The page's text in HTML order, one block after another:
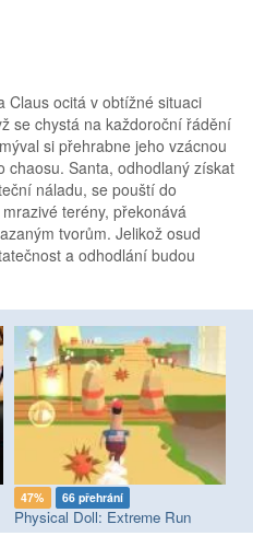
Claus ocitá v obtížné situaci
se chystá na každoroční řádění
si přehrabne jeho vzácnou
chaosu. Santa, odhodlaný získat
náladu, se pouští do
terény, překonává
tvorům. Jelikož osud
a odhodlání budou
47% 66 přehrání
Physical Doll: Extreme Run